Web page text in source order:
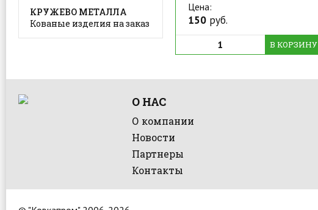
КРУЖЕВО МЕТАЛЛА
Кованые изделия на заказ
Цена:
150 руб.
В КОРЗИНУ
О НАС
О компании
Новости
Партнеры
Контакты